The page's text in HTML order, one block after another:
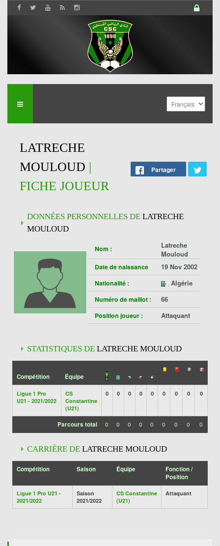
LATRECHE
MOULOUD |
FICHE JOUEUR
Partager
DONNÉES PERSONNELLES DE LATRECHE
MOULOUD
Nom :
Latreche
Mouloud
Date de naissance 19 Nov 2002
Nationalité : Algérie
Numéro de maillot : 66
Position joueur : Attaquant
STATISTIQUES DE LATRECHE MOULOUD
Compétition Équipe
Ligue 1 Pro
U21 - 2021/2022
CS
Constantine
(U21)
0 0 0 0 0 0 0 0 0
Parcours total 0 0 0 0 0 0 0 0 0
CARRIÈRE DE LATRECHE MOULOUD
Compétition Saison Équipe
Fonction /
Position
Ligue 1 Pro U21 -
2021/2022
Saison
2021/2022
CS Constantine
(U21)
Attaquant